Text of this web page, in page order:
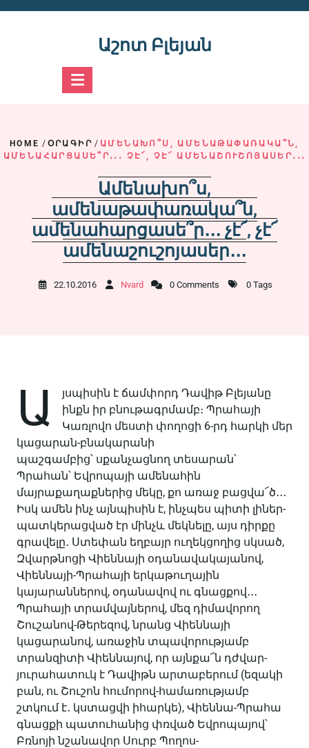
Աշոտ Բլեյան
HOME / ՕՐԱԳԻՐ / ԱՄԵՆԱԽՈ՞Ս, ԱՄԵՆԱԹԱՓԱՌԱԿԱ՞Ն,
ԱՄԵՆԱՀԱՐՑԱՍԵ՞Ր․․․ ՉԷ՜, ՉԷ՜ ԱՄԵՆԱՇՈՒՇՈՅԱՍԵՐ․․․
Ամենախո՞ս,
ամենաթափառակա՞ն,
ամենահարցասե՞ր․․․ չէ՜, չէ՜
ամենաշուշոյասեր․․․
22.10.2016 Nvard 0 Comments 0 Tags
Ա
յսպիսին է ճամփորդ Դավիթ Բլեյանը
ինքն իր բնութագրմամբ։ Պրահայի
Կառլովո մեստի փողոցի 6-րդ հարկի մեր
կացարան-բնակարանի
պաշգամբից՝ սքանչացնող տեսարան՝
Պրահան՝ Եվրոպայի ամենահին
մայրաքաղաքներից մեկը, քո առաջ բացվա՜ծ․․․
Իսկ ամեն ինչ այնպիսին է, ինչպես պիտի լիներ-
պատկերացված էր մինչև մեկնելը, այս դիրքը
գրավելը․ Ստեփան եղբայր ուղեկցողից սկսած,
Զվարթնոցի Վիեննայի օդանավակայանով,
Վիեննայի-Պրահայի երկաթուղային
կայարաններով, օդանավով ու գնացքով․․․
Պրահայի տրամվայներով, մեզ դիմավորող
Շուշանով-Թերեզով, նրանց Վիեննայի
կացարանով, առաջին տպավորությամբ
տրանզիտի Վիեննայով, որ այնքա՜ն դժվար-
յուրահատուկ է Դավիթն արտաբերում (եզակի
բան, ու Շուշոն հումորով-համառությամբ
շտկում է․ կստացվի իհարկե), Վիեննա-Պրահա
գնացքի պատուհանից փռված Եվրոպայով՝
Բռնոյի նշանավոր Սուրբ Պողոս-